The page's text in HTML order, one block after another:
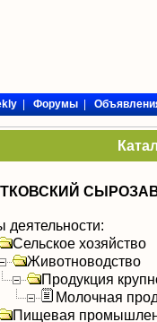
|Форумы|
деятельности:
Сельское хозяйство
Животноводство
Продукция
Молочная
Пищевая